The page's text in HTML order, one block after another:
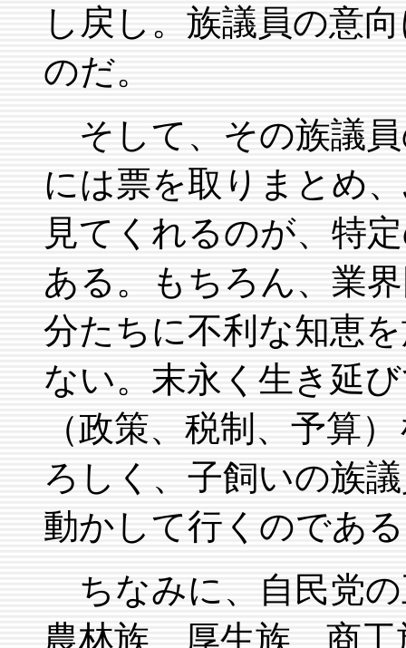
し戻し。族議員の意
のだ。
そして、その族議
には票を取りまとめ
見てくれるのが、特
ある。もちろん、業
分たちに不利な知恵
ない。末永く生き延
（政策、税制、予算
ろしく、子飼いの族
動かして行くのであ
ちなみに、自民党の
農林族、厚生族、商